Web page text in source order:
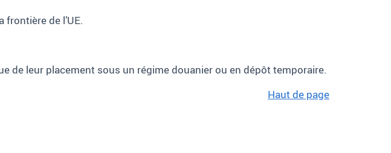
de l’UE.
de leur placement sous un régime douanier ou en dépôt temporaire.
Haut de page